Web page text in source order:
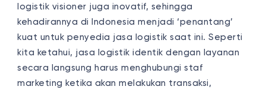
logistik visioner juga inovatif, sehingga
kehadirannya di Indonesia menjadi ‘penantang’
kuat untuk penyedia jasa logistik saat ini. Seperti
kita ketahui, jasa logistik identik dengan layanan
secara langsung harus menghubungi staf
marketing ketika akan melakukan transaksi,